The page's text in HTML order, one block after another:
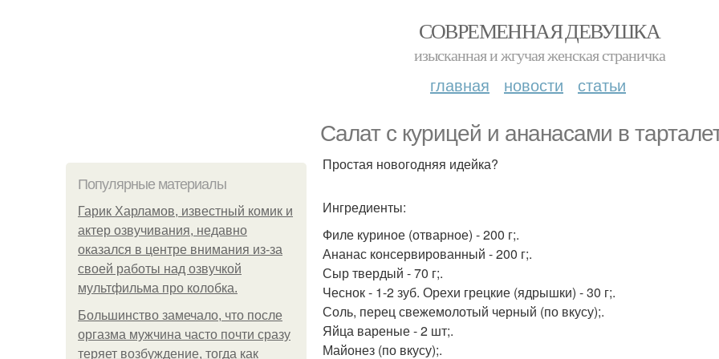
СОВРЕМЕННАЯ ДЕВУШКА
изысканная и жгучая женская страничка
главная новости статьи
Салат с курицей и ананасами в
Популярные материалы
Гарик Харламов, известный комик и
актер озвучивания, недавно
оказался в центре внимания из-за
своей работы над озвучкой
мультфильма про колобка.
Большинство замечало, что после
оргазма мужчина часто почти сразу
теряет возбуждение, тогда как
Простая новогодняя идейка?
Ингредиенты:
Филе куриное (отварное) - 200 г;.
Ананас консервированный - 200 г;.
Сыр твердый - 70 г;.
Чеснок - 1-2 зуб. Орехи грецкие (ядрышки) - 30 г;.
Соль, перец свежемолотый черный (по вкусу);.
Яйца вареные - 2 шт;.
Майонез (по вкусу);.